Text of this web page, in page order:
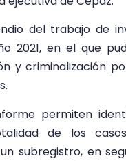
del trabajo de
2021, en el que
y criminalización
permiten
de los
subregistro, en